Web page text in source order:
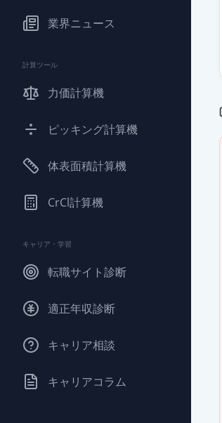
業界ニュース
計算ツール
力価計算機
ピッキング計算機
体表面積計算機
CrCl計算機
キャリア・学習
転職サイト診断
適正年収診断
キャリア相談
キャリアコラム